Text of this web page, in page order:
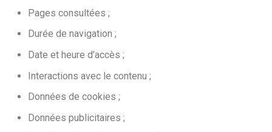
Pages consultées ;
Durée de navigation ;
Date et heure d’accès ;
Interactions avec le contenu ;
Données de cookies ;
Données publicitaires ;